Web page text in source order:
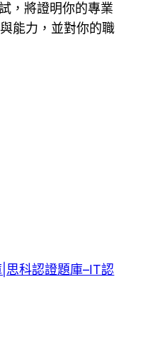
，將證明你的專業
能力，並對你的職
思科認證題庫–IT認